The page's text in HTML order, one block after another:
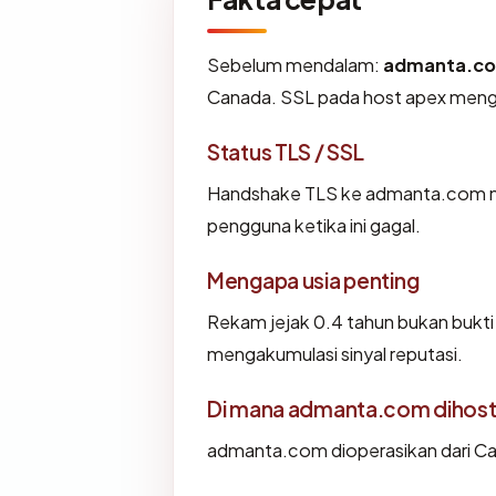
Sebelum mendalam:
Canada. SSL pada host apex
Status TLS / SSL
Handshake TLS ke
pengguna ketika ini gagal.
Mengapa usia penting
Rekam jejak 0.4 tahun bukan
mengakumulasi sinyal reputasi.
Di mana admanta.com
admanta.com dioperasikan dari